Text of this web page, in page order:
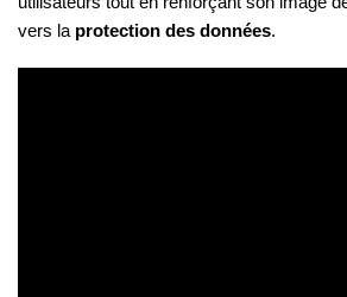
vers la protection des données.